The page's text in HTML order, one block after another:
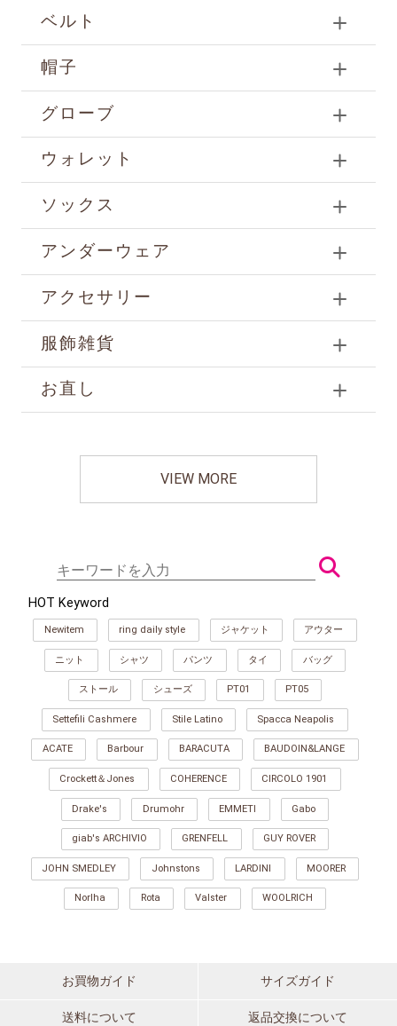
ベルト
帽子
グローブ
ウォレット
ソックス
アンダーウェア
アクセサリー
服飾雑貨
お直し
VIEW MORE
HOT Keyword
Newitem ring daily style ジャケット アウター
ニット シャツ パンツ タイ バッグ
ストール シューズ PT01 PT05
Settefili Cashmere Stile Latino Spacca Neapolis
ACATE Barbour BARACUTA BAUDOIN&LANGE
Crockett＆Jones COHERENCE CIRCOLO 1901
Drake's Drumohr EMMETI Gabo
giab's ARCHIVIO GRENFELL GUY ROVER
JOHN SMEDLEY Johnstons LARDINI MOORER
Norlha Rota Valster WOOLRICH
お買物ガイド サイズガイド
送料について 返品交換について